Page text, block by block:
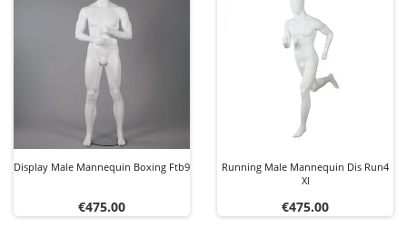
Display Male Mannequin Boxing Ftb9
Price
€475.00
Running Male Mannequin Dis Run4
Xl
Price
€475.00